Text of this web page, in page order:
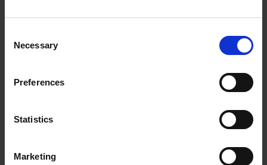
Selection
Necessary
Preferences
Statistics
Marketing
Sjöfart & Offshore